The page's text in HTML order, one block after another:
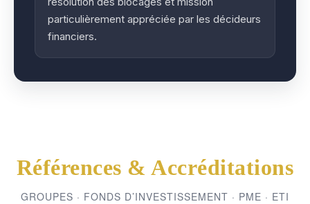
particulièrement appréciée par les décideurs
financiers.
Références & Accréditations
GROUPES · FONDS D’INVESTISSEMENT · PME · ETI